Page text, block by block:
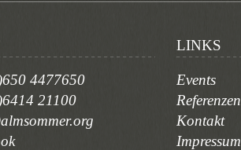
4477650
21100
LINKS
Events
Referenzen
Kontakt
Impressum